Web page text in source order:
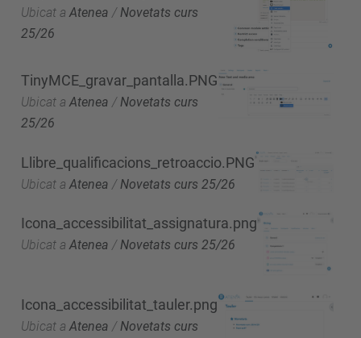
Ubicat a Atenea / Novetats curs
25/26
TinyMCE_gravar_pantalla.PNG
Ubicat a Atenea /Novetats curs
25/26
Llibre_qualificacions_retroaccio.PNG
Ubicat a Atenea / Novetats curs 25/26
Icona_accessibilitat_assignatura.png
Ubicat a Atenea /Novetats curs 25/26
Icona_accessibilitat_tauler.png
Ubicat a Atenea / Novetats curs